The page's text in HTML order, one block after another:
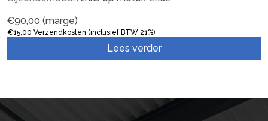
€90,00 (marge)
€15,00 Verzendkosten (inclusief BTW 21%)
Lees verder